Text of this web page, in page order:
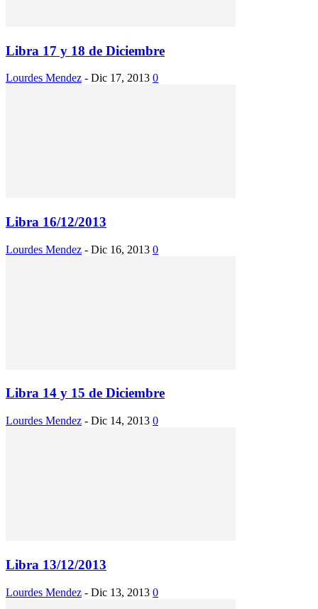
Libra 17 y 18 de Diciembre
Lourdes Mendez - Dic 17, 2013 0
Libra 16/12/2013
Lourdes Mendez - Dic 16, 2013 0
Libra 14 y 15 de Diciembre
Lourdes Mendez - Dic 14, 2013 0
Libra 13/12/2013
Lourdes Mendez - Dic 13, 2013 0